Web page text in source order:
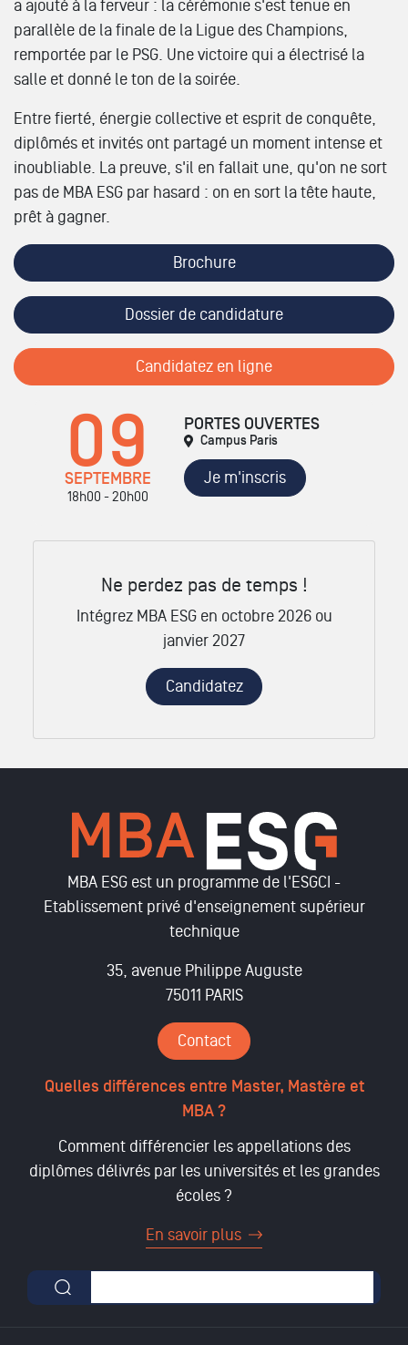
a ajouté à la ferveur : la cérémonie s'est tenue en
parallèle de la finale de la Ligue des Champions,
remportée par le PSG. Une victoire qui a électrisé la
salle et donné le ton de la soirée.
Entre fierté, énergie collective et esprit de conquête,
diplômés et invités ont partagé un moment intense et
inoubliable. La preuve, s'il en fallait une, qu'on ne sort
pas de MBA ESG par hasard : on en sort la tête haute,
prêt à gagner.
Brochure
Dossier de candidature
Candidatez en ligne
09
SEPTEMBRE
18h00 - 20h00
PORTES OUVERTES
Campus Paris
Je m'inscris
Ne perdez pas de temps !
Intégrez MBA ESG en octobre 2026 ou
janvier 2027
Candidatez
MBA ESG est un programme de l'ESGCI -
Etablissement privé d'enseignement supérieur
technique
35, avenue Philippe Auguste
75011 PARIS
Contact
Quelles différences entre Master, Mastère et
MBA ?
Comment différencier les appellations des
diplômes délivrés par les universités et les grandes
écoles ?
En savoir plus
Formulaire de recherche